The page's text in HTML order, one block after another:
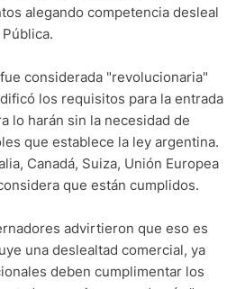
alegando competencia desleal
considerada "revolucionaria"
los requisitos para la entrada
lo harán sin la necesidad de
que establece la ley argentina.
Canadá, Suiza, Unión Europea
que están cumplidos.
advirtieron que eso es
una deslealtad comercial, ya
deben cumplimentar los